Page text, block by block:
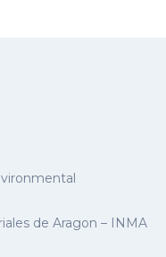
de Aragon – INMA